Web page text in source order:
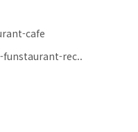
cafe
funstaurant-rec..